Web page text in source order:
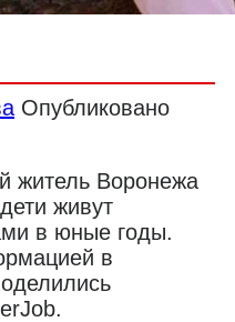
Опубликовано
житель Воронежа
живут
в юные годы.
в